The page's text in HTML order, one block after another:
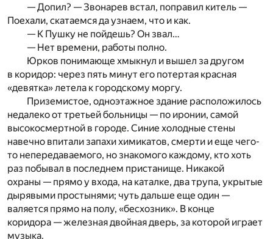
— Допил? — Звонарев встал, поправил китель —
Поехали, скатаемся да узнаем, что и как.
— К Пушку не пойдешь? Он звал…
— Нет времени, работы полно.
Юрков понимающе хмыкнул и вышел за другом
в коридор: через пять минут его потертая красная
«девятка» летела к городскому моргу.
Приземистое, одноэтажное здание расположилось
недалеко от третьей больницы — по иронии, самой
высокосмертной в городе. Синие холодные стены
навечно впитали запахи химикатов, смерти и еще чего-
то непередаваемого, но знакомого каждому, кто хоть
раз побывал в последнем пристанище. Никакой
охраны — прямо у входа, на каталке, два трупа, укрытые
дырявыми простынями; чуть дальше еще один —
валяется прямо на полу, «бесхозник». В конце
коридора — железная двойная дверь, за которой играет
музыка.